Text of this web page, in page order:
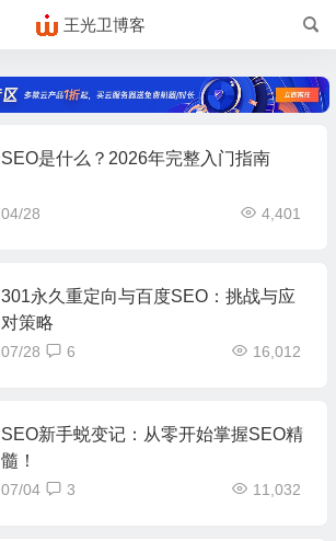
王光卫博客
SEO是什么？2026年完整入门指南
04/28 4,401
301永久重定向与百度SEO：挑战与应
对策略
07/28 16,012
6
SEO新手蜕变记：从零开始掌握SEO精
髓！
07/04 11,032
3